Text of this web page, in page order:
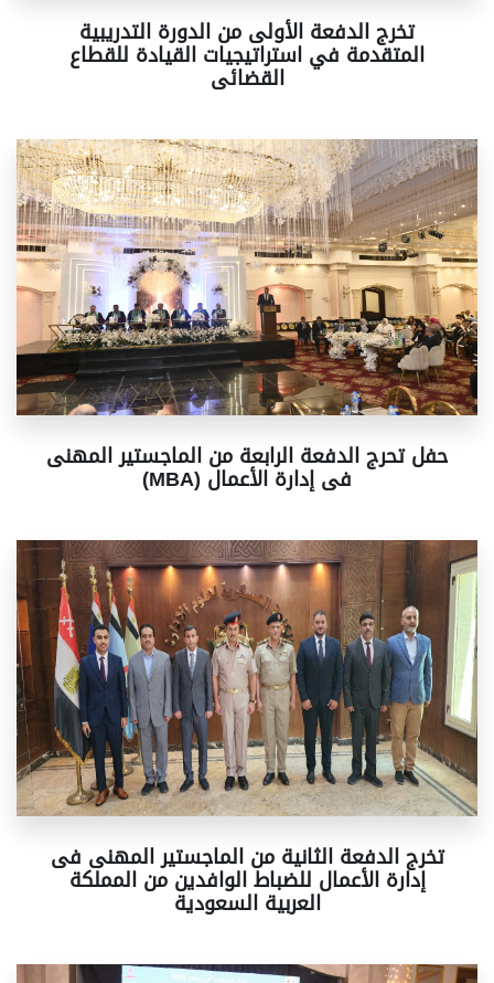
تخرج الدفعة الأولى من الدورة التدريبية
المتقدمة في استراتيجيات القيادة للقطاع
القضائى
حفل تحرج الدفعة الرابعة من الماجستير المهنى
(MBA) فى إدارة الأعمال
تخرج الدفعة الثانية من الماجستير المهنى فى
إدارة الأعمال للضباط الوافدين من المملكة
العربية السعودية